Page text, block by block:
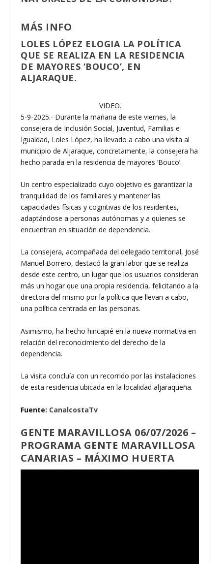
MÁS INFO
LOLES LÓPEZ ELOGIA LA POLÍTICA
QUE SE REALIZA EN LA RESIDENCIA
DE MAYORES ‘BOUCO’, EN
ALJARAQUE.
VIDEO.
5-9-2025.- Durante la mañana de este viernes, la
consejera de Inclusión Social, Juventud, Familias e
Igualdad, Loles López, ha llevado a cabo una visita al
municipio de Aljaraque, concretamente, la consejera ha
hecho parada en la residencia de mayores ‘Bouco’.
Un centro especializado cuyo objetivo es garantizar la
tranquilidad de los familiares y mantener las
capacidades físicas y cognitivas de los residentes,
adaptándose a personas autónomas y a quienes se
encuentran en situación de dependencia.
La consejera, acompañada del delegado territorial, José
Manuel Borrero, destacó la gran labor que se realiza
desde este centro, un lugar que los usuarios consideran
más un hogar que una propia residencia, felicitando a la
directora del mismo por la política que llevan a cabo,
una política centrada en las personas.
Asimismo, ha hecho hincapié en la nueva normativa en
relación del reconocimiento del derecho de la
dependencia.
La visita concluía con un recorrido por las instalaciones
de esta residencia ubicada en la localidad aljaraqueña.
Fuente: CanalcostaTv
GENTE MARAVILLOSA 06/07/2026 –
PROGRAMA GENTE MARAVILLOSA
CANARIAS – MÁXIMO HUERTA